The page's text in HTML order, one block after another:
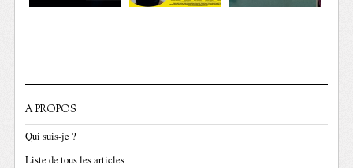
A PROPOS
Qui suis-je ?
Liste de tous les articles